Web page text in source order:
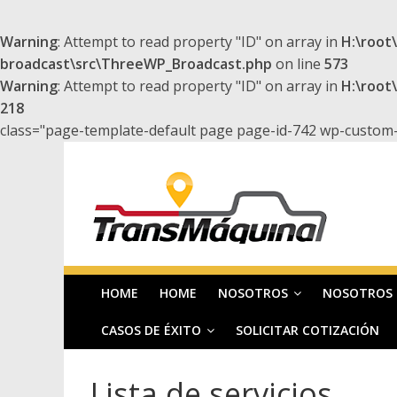
Warning: Attempt to read property "ID" on array in
broadcast\src\ThreeWP_Broadcast.php on line 573
Warning: Attempt to read property "ID" on array in
218
class="page-template-default page page-id-742 wp-
r
a
n
s
HOME HOME NOSOTROS NOSOTROS
CASOS DE ÉXITO SOLICITAR COTIZACIÓN